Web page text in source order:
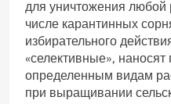
для уничтожения любой
числе карантинных
избирательного
«селективные»,
определенным видам
при выращивании